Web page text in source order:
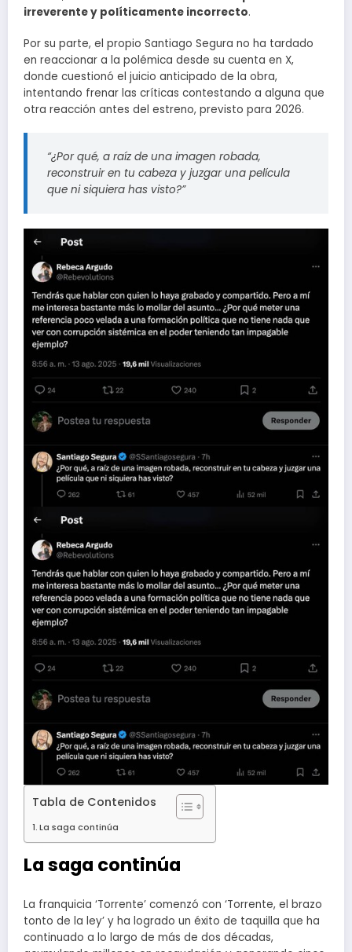
irreverente y políticamente incorrecto.
Por su parte, el propio Santiago Segura no ha tardado
en reaccionar a la polémica desde su cuenta en X,
donde cuestionó el juicio anticipado de la obra,
intentando frenar las críticas contestando a alguna que
otra reacción antes del estreno, previsto para 2026.
“¿Por qué, a raíz de una imagen robada,
reconstruir en tu cabeza y juzgar una película
que ni siquiera has visto?”
Tabla de Contenidos
La saga continúa
La saga continúa
La franquicia ‘Torrente’ comenzó con ‘Torrente, el brazo
tonto de la ley’ y ha logrado un éxito de taquilla que ha
continuado a lo largo de más de dos décadas,